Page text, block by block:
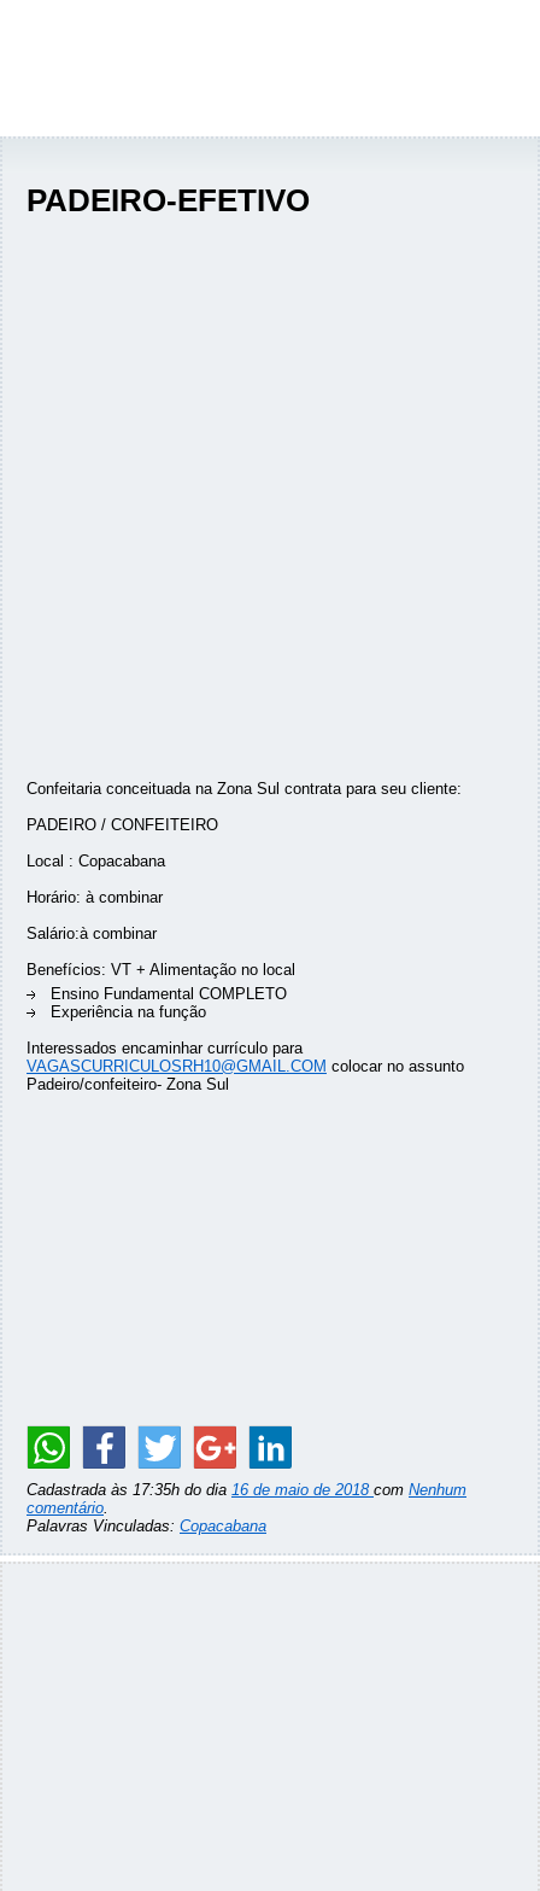
PADEIRO-EFETIVO
Confeitaria conceituada na Zona Sul contrata para seu cliente:
PADEIRO / CONFEITEIRO
Local : Copacabana
Horário: à combinar
Salário:à combinar
Benefícios: VT + Alimentação no local
Ensino Fundamental COMPLETO
Experiência na função
Interessados encaminhar currículo para
VAGASCURRICULOSRH10@GMAIL.COM colocar no assunto
Padeiro/confeiteiro- Zona Sul
Cadastrada às 17:35h do dia 16 de maio de 2018 com Nenhum
comentário.
Palavras Vinculadas: Copacabana